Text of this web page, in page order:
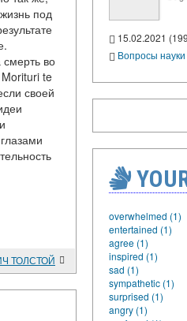
под
во
te
своей
ТОЛСТОЙ
15.02.2021
Вопросы науки
overwhelmed (1)
entertained (1)
agree (1)
inspired (1)
sad (1)
sympathetic (1)
surprised (1)
angry (1)